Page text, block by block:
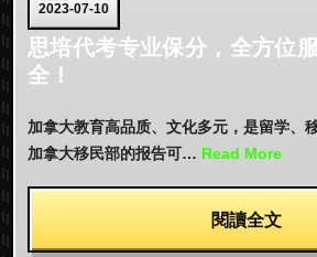
2023-07-10
思培代考专业保分，全方位
全！
加拿大教育高品质、文化多元，是留学、
加拿大移民部的报告可… Read More
閱讀全文